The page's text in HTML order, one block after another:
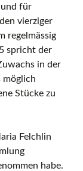
für
vierziger
regelmässig
spricht der
in der
möglich
Stücke zu
Felchlin
habe.